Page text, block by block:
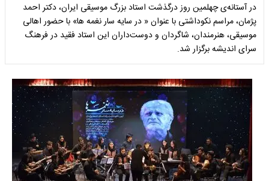
در آستانه‌ی چهلمین روز درگذشت استاد بزرگ موسیقی ایران، دکتر احمد
پژمان، مراسم نکوداشتی با عنوان « در سایه سار نغمه ها» با حضور اهالی
موسیقی، هنرمندان، شاگردان و دوست‌داران این استاد فقید در فرهنگ
سرای اندیشه برگزار شد.